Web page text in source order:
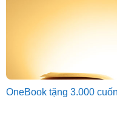
OneBook tặng 3.000